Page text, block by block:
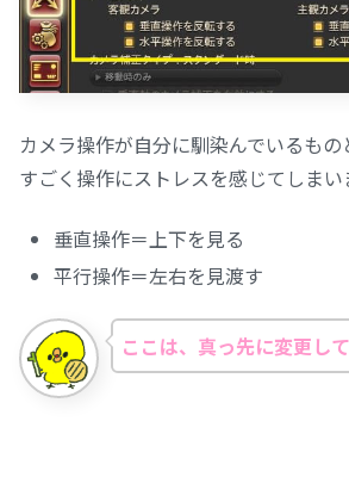
カメラ操作が自分に馴染んでいるもの
すごく操作にストレスを感じてしまい
垂直操作＝上下を見る
平行操作＝左右を見渡す
ここは、真っ先に変更し